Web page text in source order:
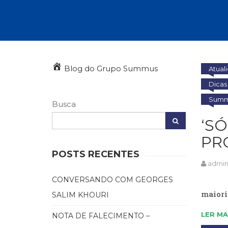
Culinária, Alimentação (14)
Literatura Erótica (11)
PNL (Programação Neurolingüística) (41)
Publicidade, Propaganda e Marketing (33)
Relações Públicas e Comunicação
Sem categoria (0)
Vida Prática (32)
admin
. …..
LER
Blog do Grupo Summus
Busca
POSTS RECENTES
CONVERSANDO COM GEORGES
SALIM KHOURI
NOTA DE FALECIMENTO –